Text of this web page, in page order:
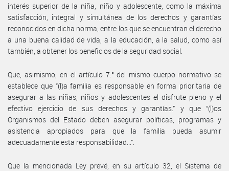
interés superior de la niña, niño y adolescente, como la máxima
satisfacción, integral y simultánea de los derechos y garantías
reconocidos en dicha norma, entre los que se encuentran el derecho
a una buena calidad de vida, a la educación, a la salud, como así
también, a obtener los beneficios de la seguridad social.
Que, asimismo, en el artículo 7.° del mismo cuerpo normativo se
establece que “(l)a familia es responsable en forma prioritaria de
asegurar a las niñas, niños y adolescentes el disfrute pleno y el
efectivo ejercicio de sus derechos y garantías.” y que “(l)os
Organismos del Estado deben asegurar políticas, programas y
asistencia apropiados para que la familia pueda asumir
adecuadamente esta responsabilidad...”.
Que la mencionada Ley prevé, en su artículo 32, el Sistema de